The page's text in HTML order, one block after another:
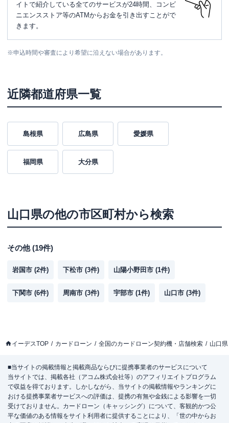
イトで紹介している全てのサービスが24時間、コンビ
ニエンスストア等のATMからお金を引き出すことがで
きます。
※申込時間や審査により希望に沿えない場合があります。
近隣都道府県一覧
島根県 広島県 愛媛県
福岡県 大分県
山口県の他の市区町村から検索
その他(19件)
岩国市 (2件) 下松市 (3件) 山陽小野田市 (1件)
下関市 (6件) 周南市 (3件) 宇部市 (1件) 山口市 (3件)
イーデスTOP カードローン 全国のカードローン契約機・店舗検索 山口県
■当サイトの掲載情報と掲載商品ならびに提携事業者のサービスについて
当サイトでは、掲載各社（アコム株式会社等）のアフィリエイトプログラム
で収益を得ております。しかしながら、当サイトの掲載情報やランキングに
おける提携事業者サービスへの評価は、提携の有無や金銭による影響を一切
受けておりません。カードローン（キャッシング）について、客観的かつ公
平な価値のある情報をサイト利用者に提供することにより、「世の中からお